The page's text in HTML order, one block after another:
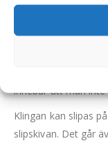
självskärpande.
Strand-TOTAL skär
är därför skonsam
som lutar upp till
innebär att man
Klingan kan slipas
slipskivan. Det går